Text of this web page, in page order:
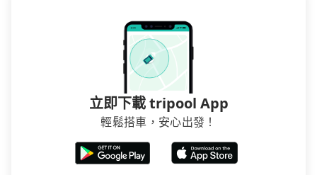
立即下載 tripool App
輕鬆搭車，安心出發！